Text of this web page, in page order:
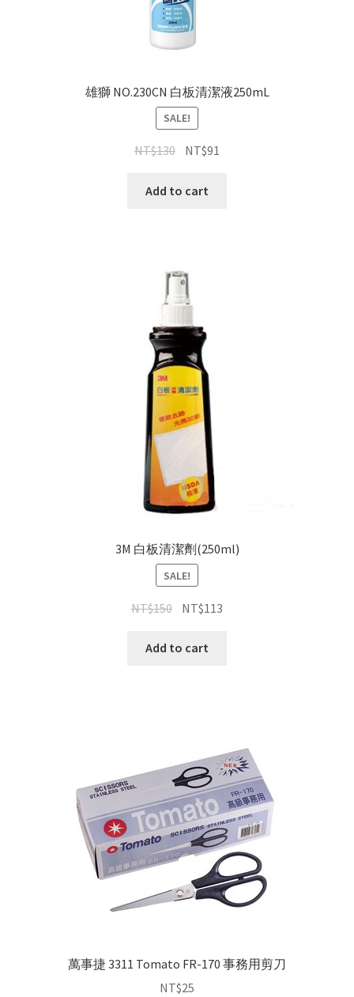
雄獅 NO.230CN 白板清潔液250mL
SALE!
NT$130 NT$91
Add to cart
3M 白板清潔劑(250ml)
SALE!
NT$150 NT$113
Add to cart
萬事捷 3311 Tomato FR-170 事務用剪刀
NT$25